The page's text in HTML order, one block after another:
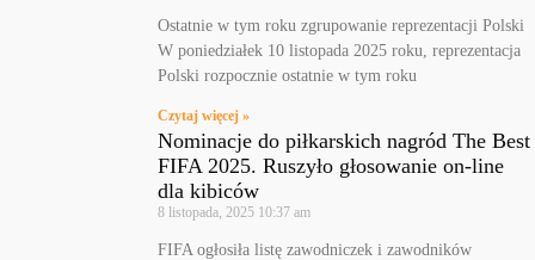
Ostatnie w tym roku zgrupowanie reprezentacji Polski
W poniedziałek 10 listopada 2025 roku, reprezentacja
Polski rozpocznie ostatnie w tym roku
Czytaj więcej »
Nominacje do piłkarskich nagród The Best
FIFA 2025. Ruszyło głosowanie on-line
dla kibiców
8 listopada, 2025 10:37 am
FIFA ogłosiła listę zawodniczek i zawodników